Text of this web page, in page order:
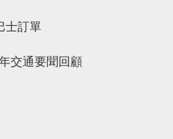
士訂單
交通要聞回顧